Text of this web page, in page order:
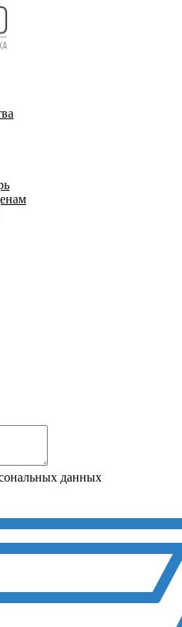
данных